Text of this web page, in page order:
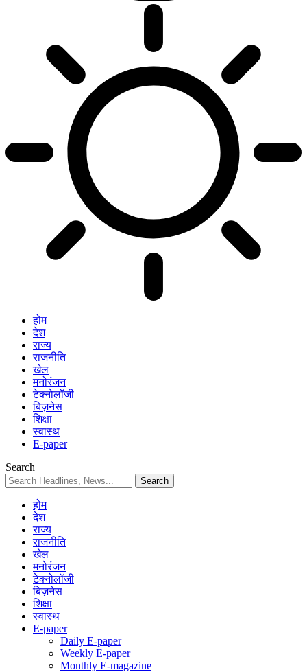
होम
देश
राज्य
राजनीति
खेल
मनोरंजन
टेक्नोलॉजी
बिज़नेस
शिक्षा
स्वास्थ
E-paper
Search
होम
देश
राज्य
राजनीति
खेल
मनोरंजन
टेक्नोलॉजी
बिज़नेस
शिक्षा
स्वास्थ
E-paper
Daily E-paper
Weekly E-paper
Monthly E-magazine